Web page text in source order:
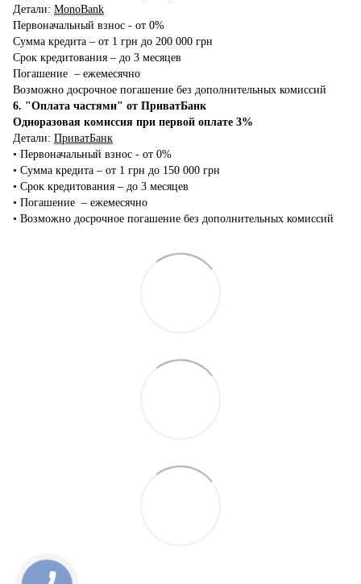
Детали: MonoBank
Первоначальный взнос - от 0%
Сумма кредита – от 1 грн до 200 000 грн
Срок кредитования – до 3 месяцев
Погашение – ежемесячно
Возможно досрочное погашение без дополнительных комиссий
6. "Оплата частями" от ПриватБанк
Одноразовая комиссия при первой оплате 3%
Детали: ПриватБанк
•‎ Первоначальный взнос - от 0%
•‎ Сумма кредита – от 1 грн до 150 000 грн
•‎ Срок кредитования – до 3 месяцев
•‎ Погашение – ежемесячно
•‎ Возможно досрочное погашение без дополнительных комиссий